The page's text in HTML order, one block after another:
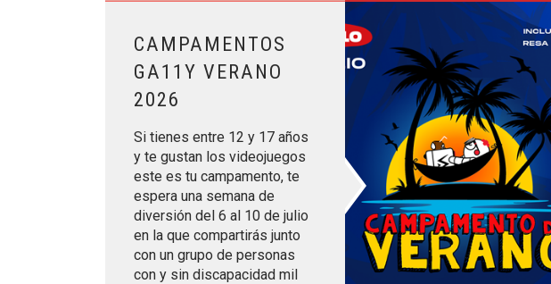
CAMPAMENTOS
GA11Y VERANO
2026
Si tienes entre 12 y 17 años
y te gustan los videojuegos
este es tu campamento, te
espera una semana de
diversión del 6 al 10 de julio
en la que compartirás junto
con un grupo de personas
con y sin discapacidad mil
Leer más sobre CAMPAMENTOS GA11Y VERANO 2026